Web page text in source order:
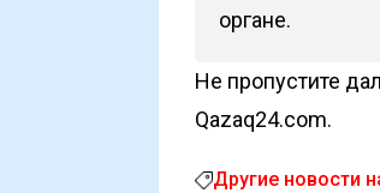
органе.
Не пропустите
Qazaq24.com.
Другие новости